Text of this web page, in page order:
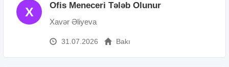
X Ofis Meneceri Tələb Olunur
Xavər Əliyeva
31.07.2026 Bakı